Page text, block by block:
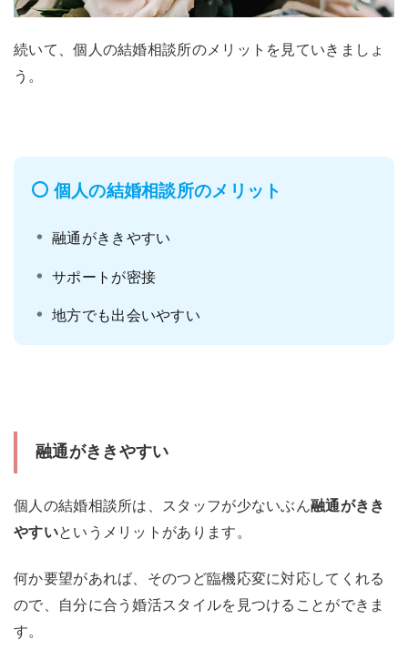
続いて、個人の結婚相談所のメリットを見ていきましょ
う。
個人の結婚相談所のメリット
融通がききやすい
サポートが密接
地方でも出会いやすい
融通がききやすい
個人の結婚相談所は、スタッフが少ないぶん融通がきき
やすいというメリットがあります。
何か要望があれば、そのつど臨機応変に対応してくれる
ので、自分に合う婚活スタイルを見つけることができま
す。